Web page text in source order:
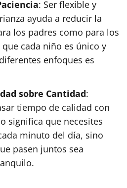
: Ser flexible y
ayuda a reducir la
los padres como para los
cada niño es único y
enfoques es
sobre Cantidad:
tiempo de calidad con
significa que necesites
minuto del día, sino
pasen juntos sea